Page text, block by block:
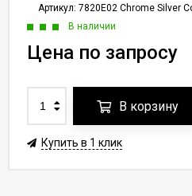
Артикул: 7820E02 Chrome Silver
В наличии
Цена по запросу
В корзину
Купить в 1 клик